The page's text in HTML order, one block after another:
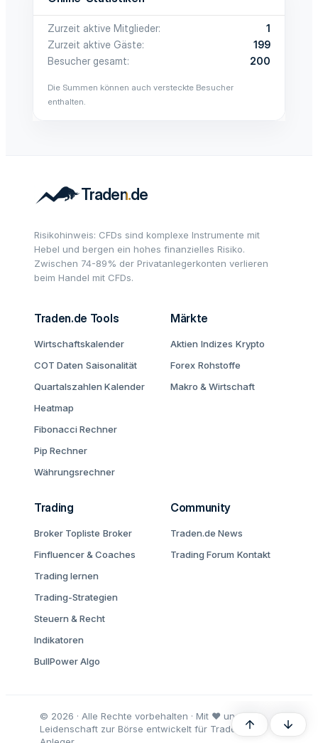
Zurzeit aktive Mitglieder
1
Zurzeit aktive Gäste
199
Besucher gesamt
200
Die Summen können auch versteckte Besucher
enthalten.
Risikohinweis: CFDs sind komplexe Instrumente mit
Hebel und bergen ein hohes finanzielles Risiko.
Zwischen 74-89% der Privatanlegerkonten verlieren
beim Handel mit CFDs.
Traden.de Tools
Wirtschaftskalender
COT Daten Saisonalität
Quartalszahlen Kalender
Heatmap
Fibonacci Rechner
Pip Rechner
Währungsrechner
Märkte
Aktien Indizes Krypto
Forex Rohstoffe
Makro & Wirtschaft
Trading
Broker Topliste Broker
Finfluencer & Coaches
Trading lernen
Trading-Strategien
Steuern & Recht
Indikatoren
BullPower Algo
Community
Traden.de News
Trading Forum Kontakt
© 2026 · Alle Rechte vorbehalten · Mit ♥ und
Leidenschaft zur Börse entwickelt für Trader undOben Unten